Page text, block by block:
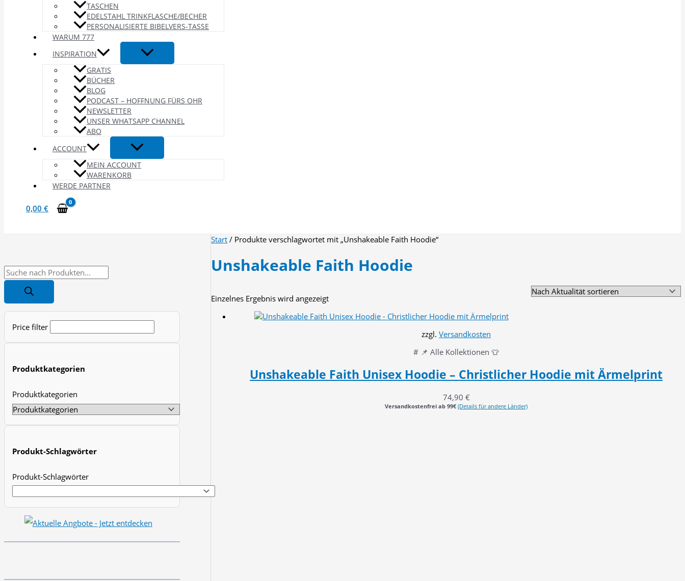
TASCHEN
EDELSTAHL TRINKFLASCHE/BECHER
PERSONALISIERTE BIBELVERS-TASSE
WARUM 777
INSPIRATION
GRATIS
BÜCHER
BLOG
PODCAST – HOFFNUNG FÜRS OHR
NEWSLETTER
UNSER WHATSAPP CHANNEL
ABO
ACCOUNT
MEIN ACCOUNT
WARENKORB
WERDE PARTNER
0,00 €
P
o
c
a
Price filter
Produktkategorien
Produktkategorien
Produkt-Schlagwörter
Produkt-Schlagwörter
Start / Produkte verschlagwortet mit „Unshakeable Faith Hoodie“
Unshakeable Faith Hoodie
Einzelnes Ergebnis wird angezeigt
zzgl.Versandkosten
# 📌 Alle Kollektionen 👕
Unshakeable Faith Unisex Hoodie – Christlicher Hoodie mit Ärmelprint
74,90 €
Versandkostenfrei ab 99€ (Details für andere Länder)